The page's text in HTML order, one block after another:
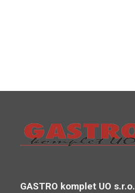
GASTRO komplet UO s.r.o.